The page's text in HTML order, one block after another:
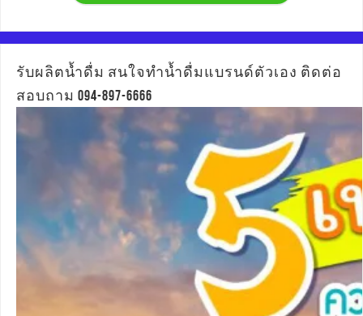
รับผลิตน้ำดื่ม สนใจทำน้ำดื่มแบรนด์ตัวเอง ติดต่อ
สอบถาม 094-897-6666